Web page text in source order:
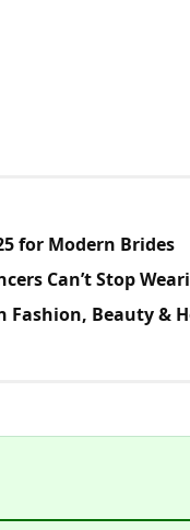
for Modern Brides
Can’t Stop
Fashion, Beauty &